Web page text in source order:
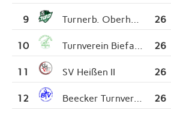
9 Turnerb. Oberhausen II 26
10 Turnverein Biefang II 26
11 SV Heißen II 26
12 Beecker Turnverein 26